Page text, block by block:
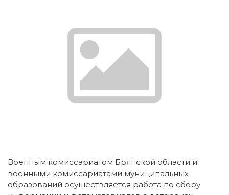
Военным комиссариатом Брянской области и
военными комиссариатами муниципальных
образований осуществляется работа по сбору